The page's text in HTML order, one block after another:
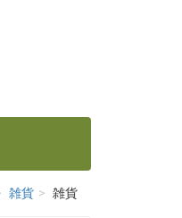
雑貨 雑貨